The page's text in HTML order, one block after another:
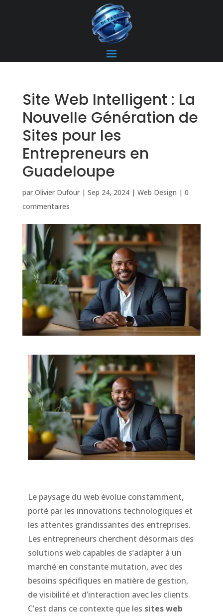
Site Web Intelligent : La
Nouvelle Génération de
Sites pour les
Entrepreneurs en
Guadeloupe
par Olivier Dufour| Sep 24, 2024| Web Design | 0
commentaires
Le paysage du web évolue constamment,
porté par les innovations technologiques et
les attentes grandissantes des entreprises.
Les entrepreneurs cherchent désormais des
solutions web capables de s’adapter à un
marché en constante mutation, avec des
besoins spécifiques en matière de gestion,
de visibilité et d’interaction avec les clients.
C’est dans ce contexte que les sites web